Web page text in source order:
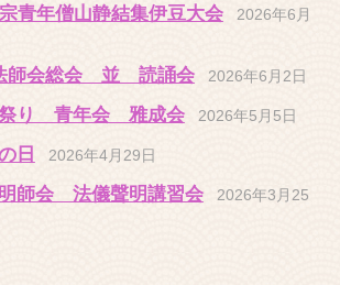
青年僧山静結集伊豆大会
2026年6月
師会総会 並 読誦会 2026年6月2日
祭り 青年会 雅成会 2026年5月5日
日 2026年4月29日
師会 法儀聲明講習会
2026年3月25